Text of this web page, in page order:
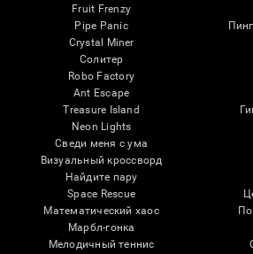
Fruit Frenzy
Pipe Panic
Crystal Miner
Солитер
Robo Factory
Ant Escape
Treasure Island
Neon Lights
Сведи меня с ума
Визуальный кроссворд
Найдите пару
Space Rescue
Математический хаос
Марбл-гонка
Мелодичный теннис